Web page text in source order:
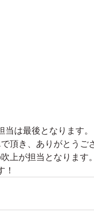
は最後となります。
頂き、ありがとうご
上が担当となります。